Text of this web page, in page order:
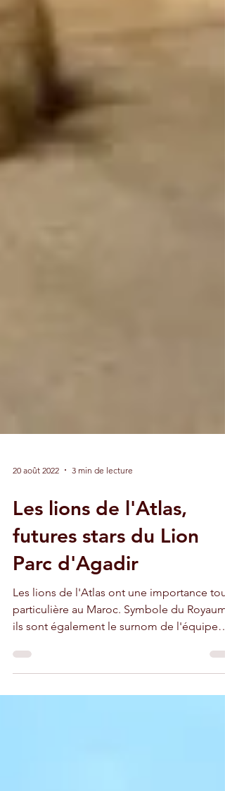
20 août 2022 3 min de lecture
Les lions de l'Atlas,
futures stars du Lion
Parc d'Agadir
Les lions de l'Atlas ont une importance
ils sont également le surnom de l'équipe
nationale.